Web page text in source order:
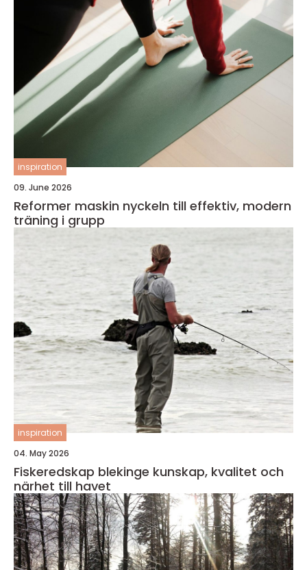
inspiration
09. June 2026
Reformer maskin nyckeln till effektiv, modern
träning i grupp
inspiration
04. May 2026
Fiskeredskap blekinge kunskap, kvalitet och
närhet till havet